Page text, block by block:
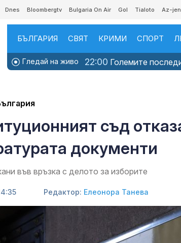
Dnes Bloombergtv Bulgaria On Air Gol Tialoto Az-
БЪЛГАРИЯ СВЯТ КРИМИ СПОРТ
Гледай на живо 22:00 Големите
съд
документи
във връзка с делото за изборите
Редактор: Елеонора Танева